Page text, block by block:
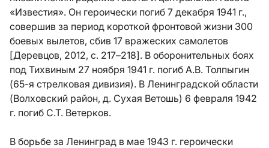
«Известия». Он героически погиб 7 декабря 1941 г.,
совершив за период короткой фронтовой жизни 300
боевых вылетов, сбив 17 вражеских самолетов
[Деревцов, 2012, с. 217–218]. В оборонительных боях
под Тихвиным 27 ноября 1941 г. погиб А.В. Толпыгин
(65-я стрелковая дивизия). В Ленинградской области
(Волховский район, д. Сухая Ветошь) 6 февраля 1942
г. погиб С.Т. Ветерков.
В борьбе за Ленинград в мае 1943 г. героически